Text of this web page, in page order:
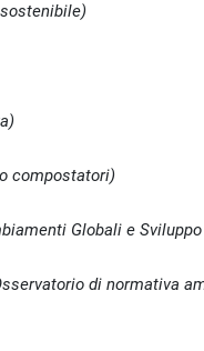
compostatori)
Globali e
di normativa